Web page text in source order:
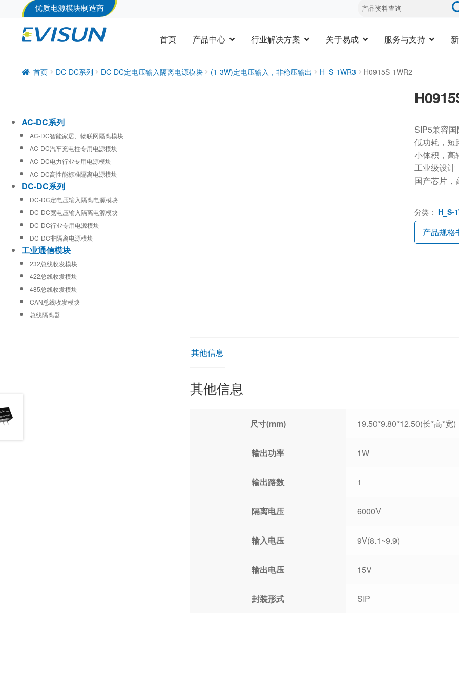
优质电源模块制造商
首页 产品中心 行业解决方案 关于易成 服务与支持
首页 DC-DC系列 DC-DC定电压输入隔离电源模块 (1-3W)定电压输入，非稳压输出 H_S-1WR3 H0915S-1WR2
SIP5兼容
低功耗，短
小体积，高
工业级设计
国产芯片，
分类： H_S-
产品规格
其他信息
其他信息
尺寸(mm) 19.50*9.80*12.50(长*高*宽)
输出功率 1W
输出路数 1
隔离电压 6000V
输入电压 9V(8.1~9.9)
输出电压 15V
封装形式 SIP
AC-DC系列
AC-DC智能家居、物联网隔离模块
AC-DC汽车充电柱专用电源模块
AC-DC电力行业专用电源模块
AC-DC高性能标准隔离电源模块
DC-DC系列
DC-DC定电压输入隔离电源模块
DC-DC宽电压输入隔离电源模块
DC-DC行业专用电源模块
DC-DC非隔离电源模块
工业通信模块
232总线收发模块
422总线收发模块
485总线收发模块
CAN总线收发模块
总线隔离器